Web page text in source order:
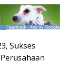
Sukses